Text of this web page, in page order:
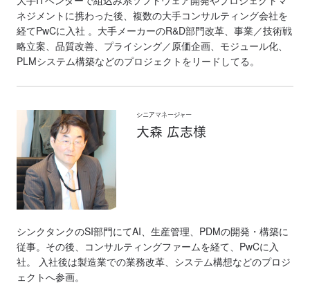
ネジメントに携わった後、複数の大手コンサルティング会社を
経てPwCに入社 。大手メーカーのR&D部門改革、事業／技術戦
略立案、品質改善、プライシング／原価企画、モジュール化、
PLMシステム構築などのプロジェクトをリードしてる。
シニアマネージャー
大森 広志様
シンクタンクのSI部門にてAI、生産管理、PDMの開発・構築に
従事。その後、コンサルティングファームを経て、PwCに入
社。 入社後は製造業での業務改革、システム構想などのプロジ
ェクトへ参画。